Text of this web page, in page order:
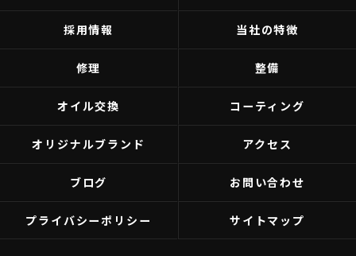
採用情報 当社の特徴
修理 整備
オイル交換 コーティング
オリジナルブランド アクセス
ブログ お問い合わせ
プライバシーポリシー サイトマップ